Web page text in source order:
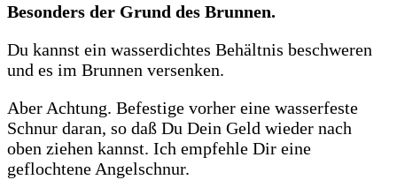
Besonders der Grund des Brunnen.
Du kannst ein wasserdichtes Behältnis beschweren
und es im Brunnen versenken.
Aber Achtung. Befestige vorher eine wasserfeste
Schnur daran, so daß Du Dein Geld wieder nach
oben ziehen kannst. Ich empfehle Dir eine
geflochtene Angelschnur.